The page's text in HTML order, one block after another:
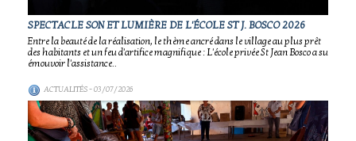
SPECTACLE SON ET LUMIÈRE DE L'ÉCOLE ST J. BOSCO 2026
Entre la beauté de la réalisation, le thème ancré dans le village au plus prêt
des habitants et un feu d'artifice magnifique : L'école privée St Jean Bosco a su
émouvoir l'assistance..
ACTUALITÉS- 03/07/2026